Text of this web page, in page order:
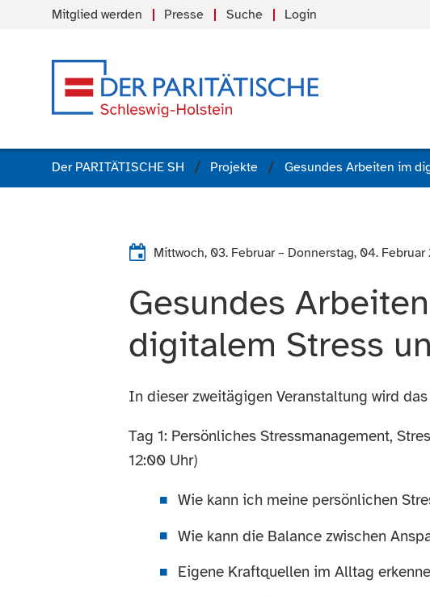
Mitglied werden Presse Suche Login
Der PARITÄTISCHE SH Projekte
Mittwoch, 03. Februar– Donnerstag, 04. Februar
Gesundes
digitalem Stress
In dieser zweitägigen Veranstaltung wird
Tag 1: Persönliches Stressmanagement,
12:00 Uhr)
Wie kann ich meine persönlichen
Wie kann die Balance zwischen
Eigene Kraftquellen im Alltag